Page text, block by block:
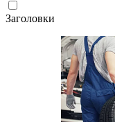
Заголовки